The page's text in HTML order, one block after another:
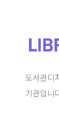
도서관디
기관입니